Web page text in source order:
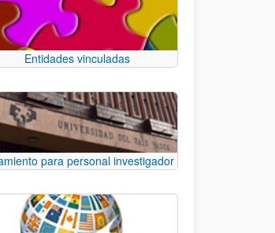
Entidades vinculadas
para personal investigador